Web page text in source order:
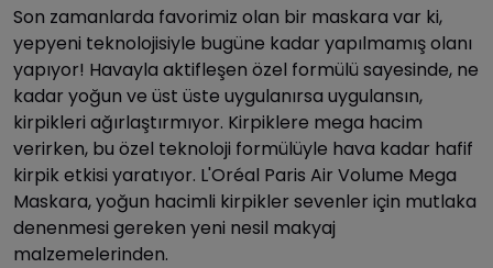
Son zamanlarda favorimiz olan bir maskara var ki,
yepyeni teknolojisiyle bugüne kadar yapılmamış olanı
yapıyor! Havayla aktifleşen özel formülü sayesinde, ne
kadar yoğun ve üst üste uygulanırsa uygulansın,
kirpikleri ağırlaştırmıyor. Kirpiklere mega hacim
verirken, bu özel teknoloji formülüyle hava kadar hafif
kirpik etkisi yaratıyor. L'Oréal Paris Air Volume Mega
Maskara, yoğun hacimli kirpikler sevenler için mutlaka
denenmesi gereken yeni nesil makyaj
malzemelerinden.